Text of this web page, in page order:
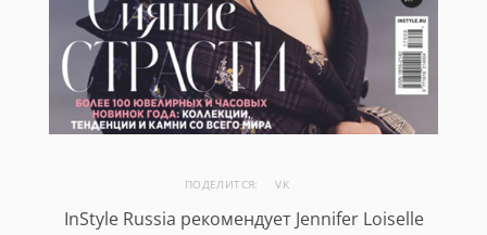
ПОДЕЛИТСЯ: VK
InStyle Russia рекомендует Jennifer Loiselle